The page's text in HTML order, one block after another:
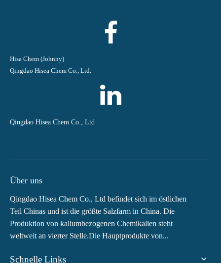
Hisa Chem (Johnny)
Qingdao Hisea Chem Co., Ltd.
Qingdao Hisea Chem Co., Ltd
Über uns
Qingdao Hisea Chem Co., Ltd befindet sich im östlichen
Teil Chinas und ist die größte Salzfarm in China. Die
Produktion von kaliumbezogenen Chemikalien steht
weltweit an vierter Stelle.Die Hauptprodukte von...
Schnelle Links